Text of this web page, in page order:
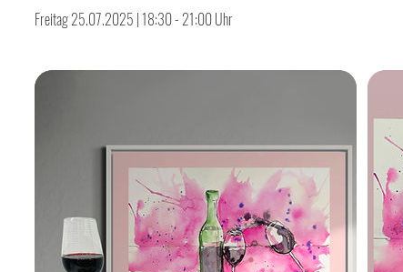
Freitag 25.07.2025 | 18:30 - 21:00 Uhr